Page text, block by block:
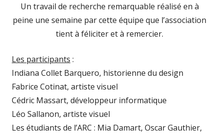
Un travail de recherche remarquable réalisé en à
peine une semaine par cette équipe que l’association
tient à féliciter et à remercier.
Les participants :
Indiana Collet Barquero, historienne du design
Fabrice Cotinat, artiste visuel
Cédric Massart, développeur informatique
Léo Sallanon, artiste visuel
Les étudiants de l’ARC : Mia Damart, Oscar Gauthier,